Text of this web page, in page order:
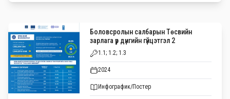
Боловсролын салбарын Төсвийн
зарлага үр дүнгийн гүйцэтгэл 2
1.1; 1.2; 1.3
2024
Инфографик/Постер